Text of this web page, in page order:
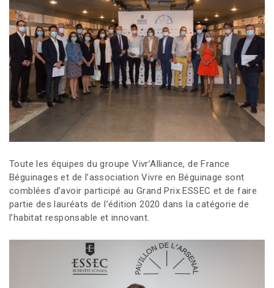
Toute les équipes du groupe Vivr’Alliance, de France
Béguinages et de l’association Vivre en Béguinage sont
comblées d’avoir participé au Grand Prix ESSEC et de faire
partie des lauréats de l’édition 2020 dans la catégorie de
l’habitat responsable et innovant.